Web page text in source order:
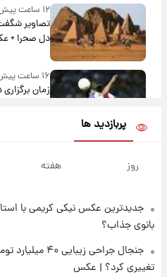
۱۲ ساعت پیش
تصاویر
دل صحرا +
۱۶ ساعت پیش
زمان برگزاری دربی ۱۰۷
جزئیات
۱۷ ساعت پیش
پربازدید ها
روز هفته
جدیدترین عکس نیکی کریمی با استایل
بانوی جذاب؟
جنجال جراحی زیبایی
تغییری کرد؟ | عکس